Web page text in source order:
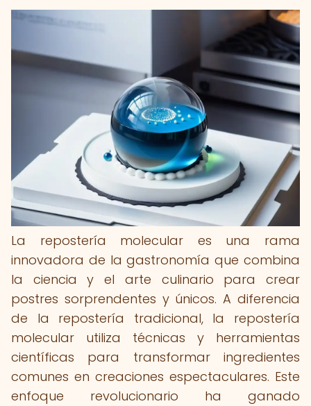
La repostería molecular es una rama
innovadora de la gastronomía que combina
la ciencia y el arte culinario para crear
postres sorprendentes y únicos. A diferencia
de la repostería tradicional, la repostería
molecular utiliza técnicas y herramientas
científicas para transformar ingredientes
comunes en creaciones espectaculares. Este
enfoque revolucionario ha ganado